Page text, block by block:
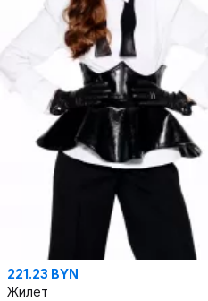
221.23 BYN
Жилет